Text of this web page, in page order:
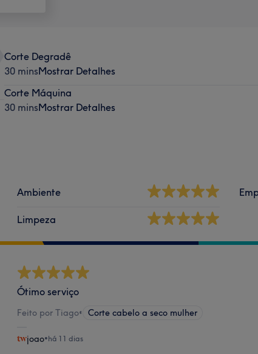
Corte Degradê
30 minsMostrar Detalhes
Corte Máquina
30 minsMostrar Detalhes
Ambiente
Limpeza
Ótimo serviço
Feito por Tiago• Corte cabelo a seco mulher
joao•há 11 dias